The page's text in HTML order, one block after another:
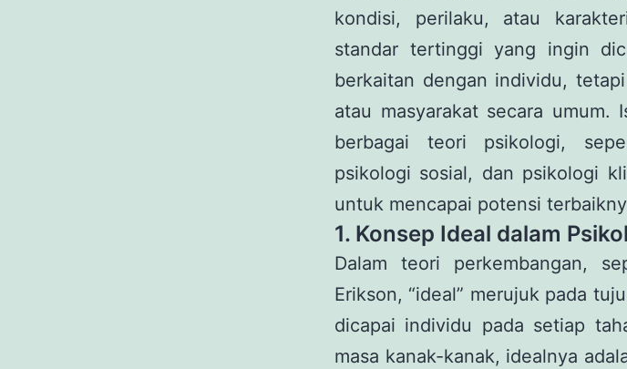
kondisi, perilaku, atau
standar tertinggi yang ingin
berkaitan dengan individu,
atau masyarakat secara umum.
berbagai teori psikologi,
psikologi sosial, dan psikologi
untuk mencapai potensi
1. Konsep Ideal dalam
Dalam teori perkembangan,
Erikson, “ideal” merujuk pada
dicapai individu pada setiap
masa kanak-kanak, idealnya